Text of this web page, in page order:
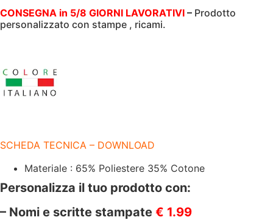
240
GR/M2
|
MI050
quantità
CONSEGNA in 5/8 GIORNI LAVORATIVI – Prodotto
personalizzato con stampe , ricami.
SCHEDA TECNICA – DOWNLOAD
Materiale : 65% Poliestere 35% Cotone
Personalizza il tuo prodotto con:
– Nomi e scritte stampate € 1.99